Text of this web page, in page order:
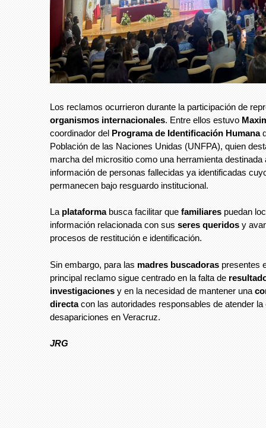
Los reclamos ocurrieron durante la participación de
organismos internacionales. Entre ellos estuvo
coordinador del Programa de Identificación Humana
Población de las Naciones Unidas (UNFPA), quien
marcha del micrositio como una herramienta destinada
información de personas fallecidas ya identificadas
permanecen bajo resguardo institucional.
La plataformabusca facilitar que familiares puedan
información relacionada con sus seres queridos y
procesos de restitución e identificación.
Sin embargo, para las madres buscadoras presentes
principal reclamo sigue centrado en la falta de
investigaciones y en la necesidad de mantener una
directacon las autoridades responsables de atender la
desapariciones en Veracruz.
JRG